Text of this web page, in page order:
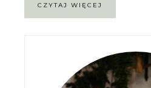
CZYTAJ WIĘCEJ